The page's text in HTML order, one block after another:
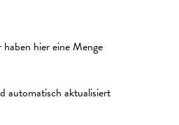
hier eine Menge
automatisch aktualisiert